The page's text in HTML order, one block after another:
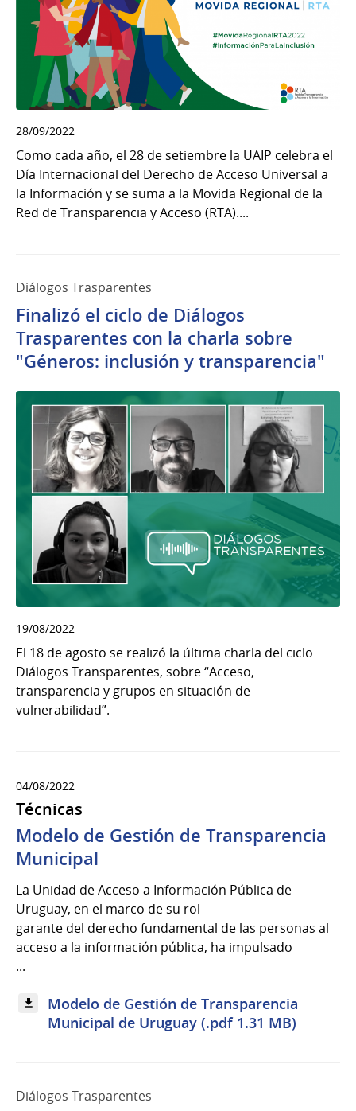
28/09/2022
Como cada año, el 28 de setiembre la UAIP celebra el
Día Internacional del Derecho de Acceso Universal a
la Información y se suma a la Movida Regional de la
Red de Transparencia y Acceso (RTA)....
Diálogos Trasparentes
Finalizó el ciclo de Diálogos
Trasparentes con la charla sobre
"Géneros: inclusión y transparencia"
19/08/2022
El 18 de agosto se realizó la última charla del ciclo
Diálogos Transparentes, sobre “Acceso,
transparencia y grupos en situación de
vulnerabilidad”.
04/08/2022
Técnicas
Modelo de Gestión de Transparencia
Municipal
La Unidad de Acceso a Información Pública de
Uruguay, en el marco de su rol
garante del derecho fundamental de las personas al
acceso a la información pública, ha impulsado
...
Modelo de Gestión de Transparencia
Municipal de Uruguay (.pdf 1.31 MB)
Diálogos Trasparentes